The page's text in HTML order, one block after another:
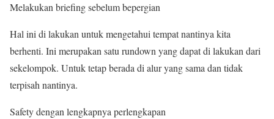
Melakukan briefing sebelum bepergian
Hal ini di lakukan untuk mengetahui tempat nantinya kita
berhenti. Ini merupakan satu rundown yang dapat di lakukan dari
sekelompok. Untuk tetap berada di alur yang sama dan tidak
terpisah nantinya.
Safety dengan lengkapnya perlengkapan